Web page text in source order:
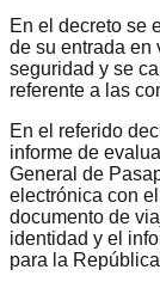
En el decreto se
de su entrada en
seguridad y se
referente a las
En el referido
informe de
General de
electrónica con
documento de
identidad y el
para la